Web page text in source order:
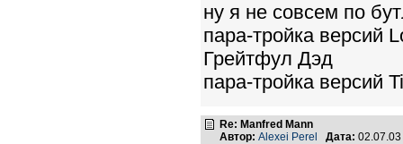
ну я не совсем по
пара-тройка версий
Грейтфул Дэд
пара-тройка версий
Re: Manfred Mann
Автор: Alexei Perel Дата: